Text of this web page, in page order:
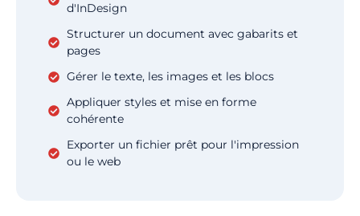
d'InDesign
Structurer un document avec gabarits et
pages
Gérer le texte, les images et les blocs
Appliquer styles et mise en forme
cohérente
Exporter un fichier prêt pour l'impression
ou le web